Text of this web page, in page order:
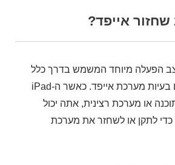
אייפד?
הפעלה מיוחד המשמש בדרך כלל
כאשר מתמודדים עם בעיות מערכת אייפד. כאשר ה-iPad
או מערכת רצינית, אתה יכול
לתקן או לשחזר את מערכת